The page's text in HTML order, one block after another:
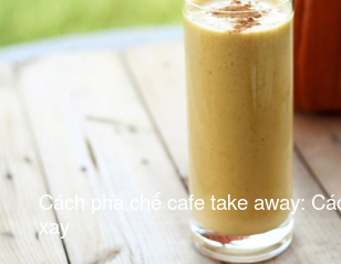
Cách pha chế cafe take away:
xay